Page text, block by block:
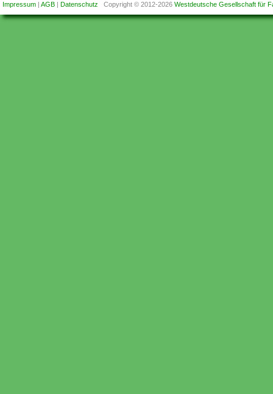
Impressum| AGB| Datenschutz Copyright © 2012-2026 Westdeutsche Gesellschaft für